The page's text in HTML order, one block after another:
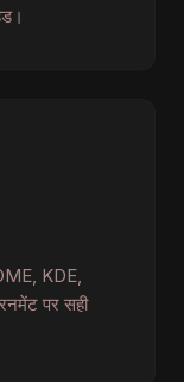
KDE,
पर सही